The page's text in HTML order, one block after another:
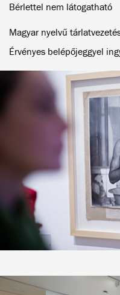
Bérlettel nem látogatható
Magyar nyelvű
Érvényes belépőjeggyel